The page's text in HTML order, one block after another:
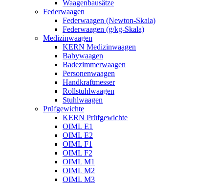
Waagenbausätze
Federwaagen
Federwaagen (Newton-Skala)
Federwaagen (g/kg-Skala)
Medizinwaagen
KERN Medizinwaagen
Babywaagen
Badezimmerwaagen
Personenwaagen
Handkraftmesser
Rollstuhlwaagen
Stuhlwaagen
Prüfgewichte
KERN Prüfgewichte
OIML E1
OIML E2
OIML F1
OIML F2
OIML M1
OIML M2
OIML M3